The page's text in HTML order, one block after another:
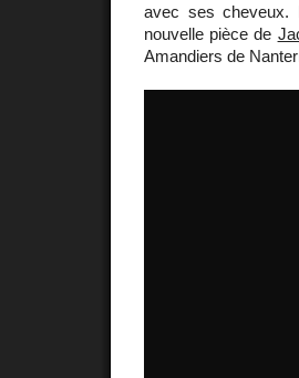
avec ses cheveux.
nouvelle pièce de
Amandiers de